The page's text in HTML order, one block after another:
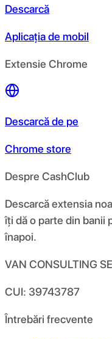
Descarcă
Aplicația de mobil
Extensie Chrome
Descarcă de pe
Chrome store
Despre CashClub
Descarcă extensia
îți dă o parte din banii
înapoi.
VAN CONSULTING
CUI: 39743787
Întrebări frecvente